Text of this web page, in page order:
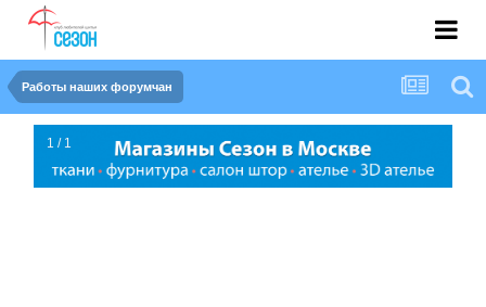
Работы наших форумчан
1 / 1